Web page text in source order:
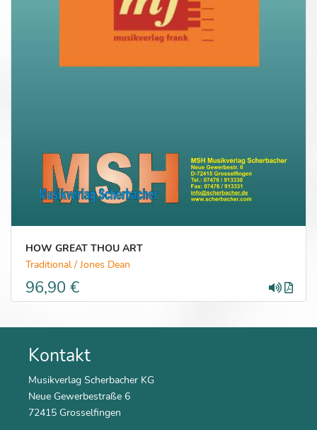
HOW GREAT THOU ART
Traditional / Jones Dean
96,90 €
Kontakt
Musikverlag Scherbacher KG
Neue Gewerbestraße 6
72415 Grosselfingen